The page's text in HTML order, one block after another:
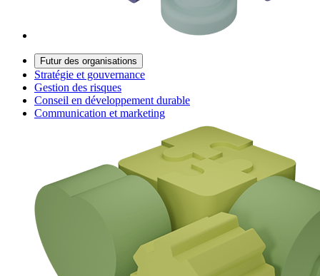
Futur des organisations
Stratégie et gouvernance
Gestion des risques
Conseil en développement durable
Communication et marketing